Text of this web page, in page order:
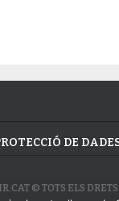
DE
© TOTS ELS DRETS